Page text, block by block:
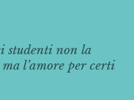
studenti non la
l’amore per certi